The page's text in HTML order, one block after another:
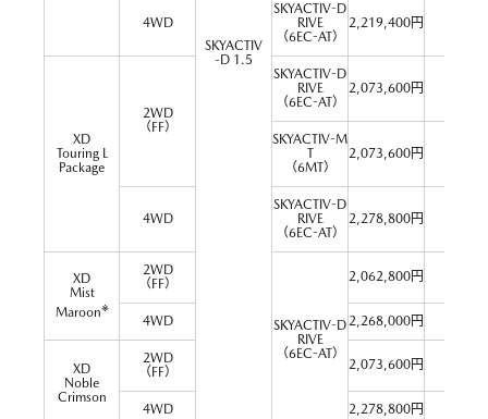
SKYACTIV
-D 1.5
4WD
SKYACTIV-D
RIVE
（6EC-AT）
2,219,400円
XD
Touring L
Package
2WD
（FF）
SKYACTIV-D
RIVE
（6EC-AT）
2,073,600円
SKYACTIV-M
T
（6MT）
2,073,600円
4WD
SKYACTIV-D
RIVE
（6EC-AT）
2,278,800円
XD
Mist
Maroon※
2WD
（FF）
SKYACTIV-D
RIVE
（6EC-AT）
2,062,800円
4WD 2,268,000円
XD
Noble
Crimson
2WD
（FF）
2,073,600円
4WD 2,278,800円